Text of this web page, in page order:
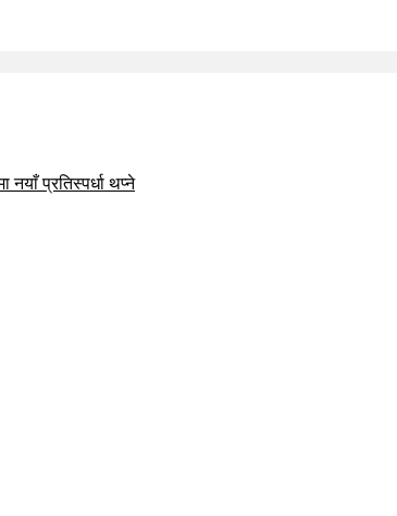
नयाँ प्रतिस्पर्धा थप्ने